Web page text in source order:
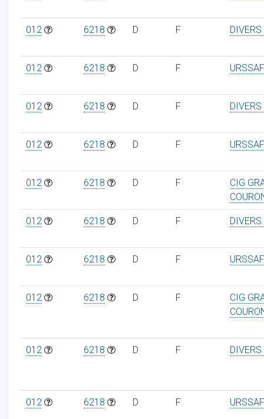
012 6218 D F
012 6218 D F
012 6218 D F
012 6218 D F
012 6218 D F
CIG
012 6218 D F
012 6218 D F
012 6218 D F
CIG
012 6218 D F
012 6218 D F